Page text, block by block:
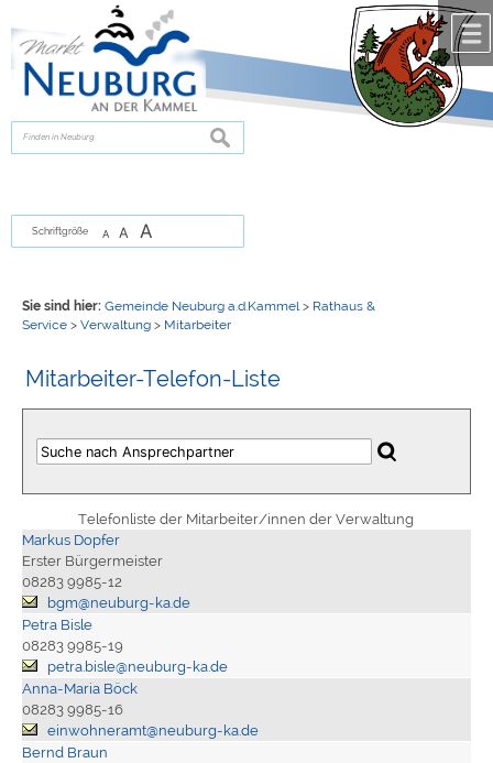
zur Navigationoder
springen.
suchen
Schriftgröße A A A
Sie sind hier: Gemeinde Neuburg a.d.Kammel > Rathaus &
Service> Verwaltung> Mitarbeiter
Mitarbeiter-Telefon-Liste
Telefonliste der Mitarbeiter/innen der Verwaltung
Markus Dopfer
Erster Bürgermeister
08283 9985-12
bgm@neuburg-ka.de
Petra Bisle
08283 9985-19
petra.bisle@neuburg-ka.de
Anna-Maria Böck
08283 9985-16
einwohneramt@neuburg-ka.de
Bernd Braun